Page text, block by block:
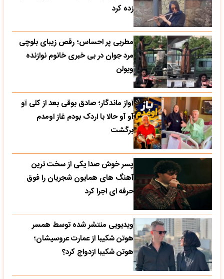
زده کرد
مطربی پر احساس؛ رقص زیبای بلوچی
مرد جوان در بی خبری خانوم نوازنده
ویولن
آواز ماندگار؛ صادق بوقی بعد از کلی آو
آو آو حالا با اردک بودم غاز اومدم
برگشت
پسر خوش صدا یکی از سخت ترین
آهنگ های همایون شجریان را فوق
حرفه ای اجرا کرد
ویدیویی منتشر شده توسط همسر
هوتن شکیبا از عمارت عروسیشان؛
هوتن شکیبا ازدواج کرد؟